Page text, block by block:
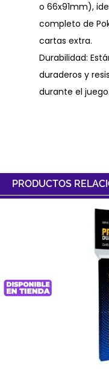
o 66x91mm),
completo de
cartas extra.
Durabilidad:
duraderos y
durante el juego.
PRODUCTOS